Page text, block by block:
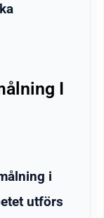
I
i
utförs